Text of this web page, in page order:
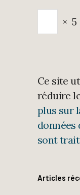
× 5
Ce site
réduire
plus sur
données
sont
Articles